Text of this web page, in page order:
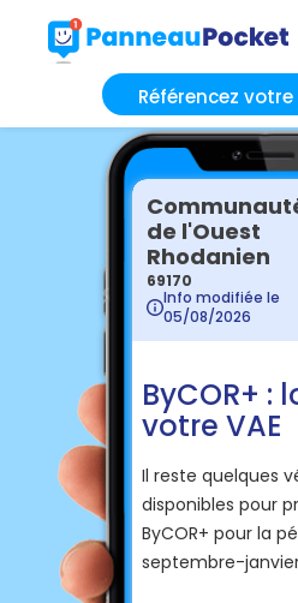
Référencez
de l'Ouest
Rhodanien
69170
Info modifiée le
05/08/2026
ByCOR+ :
votre VAE
Il reste quelques
disponibles pour
ByCOR+ pour la
septembre-